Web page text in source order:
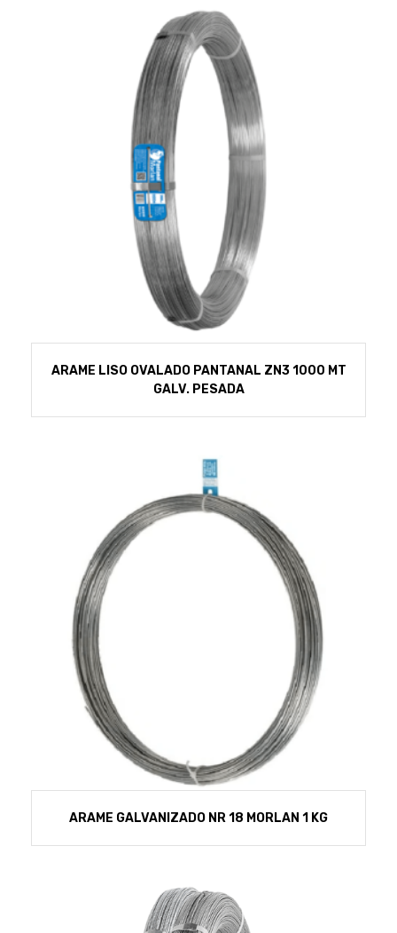
ARAME LISO OVALADO PANTANAL ZN3 1000 MT
GALV. PESADA
ARAME GALVANIZADO NR 18 MORLAN 1 KG